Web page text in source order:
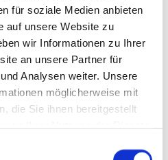
für soziale Medien anbieten
auf unsere Website zu
wir Informationen zu Ihrer
an unsere Partner für
Analysen weiter. Unsere
möglicherweise mit
die Sie ihnen bereitgestellt
Augenhöhe
Teil des Teams. Und
Kollegialität und
stehen bei uns ganz oben.
Vom Team genauso wie
geben Feedback und ganz
– zusammen. Bei uns